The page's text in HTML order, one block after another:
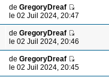
de GregoryDreaf
le 02 Juil 2024, 20:47
de GregoryDreaf
le 02 Juil 2024, 20:46
de GregoryDreaf
le 02 Juil 2024, 20:45